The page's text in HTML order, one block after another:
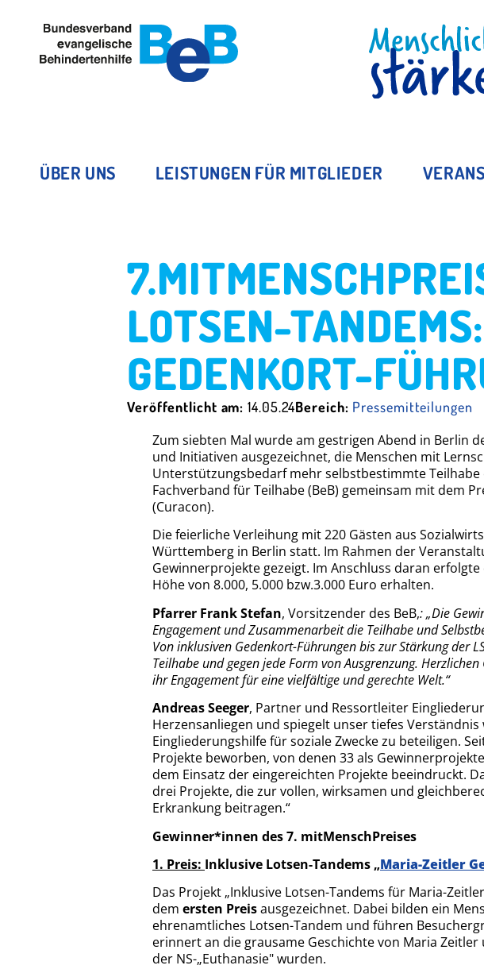
MITGLIED
ÜBER UNS LEISTUNGEN FÜR MITGLIEDER
LOTSEN-
GEDENKORT-
Veröffentlicht am:14.05.24Bereich: Pressemitteilungen
Zum siebten Mal wurde am gestrigen Abend in Berlin
und Initiativen ausgezeichnet, die Menschen mit
Unterstützungsbedarf mehr selbstbestimmte
Fachverband für Teilhabe (BeB) gemeinsam mit dem
(Curacon).
Die feierliche Verleihung mit 220 Gästen aus
Württemberg in Berlin statt. Im Rahmen der
Gewinnerprojekte gezeigt. Im Anschluss daran
Höhe von 8.000, 5.000 bzw.3.000 Euro erhalten.
Pfarrer Frank Stefan, Vorsitzender des BeB,:„Die
Engagement und Zusammenarbeit die Teilhabe und
Von inklusiven Gedenkort-Führungen bis zur Stärkung der
Teilhabe und gegen jede Form von Ausgrenzung.
ihr Engagement für eine vielfältige und gerechte Welt.“
Andreas Seeger, Partner und Ressortleiter
Herzensanliegen und spiegelt unser tiefes
Eingliederungshilfe für soziale Zwecke zu beteiligen.
Projekte beworben, von denen 33 als
dem Einsatz der eingereichten Projekte beeindruckt.
drei Projekte, die zur vollen, wirksamen und
Erkrankung beitragen.“
Gewinner*innen des 7. mitMenschPreises
1. Preis: Inklusive Lotsen-Tandems „Maria-Zeitler
Das Projekt „Inklusive Lotsen-Tandems für Maria-
dem ersten Preisausgezeichnet. Dabei bilden ein
ehrenamtliches Lotsen-Tandem und führen
erinnert an die grausame Geschichte von Maria
der NS-„Euthanasie" wurden.